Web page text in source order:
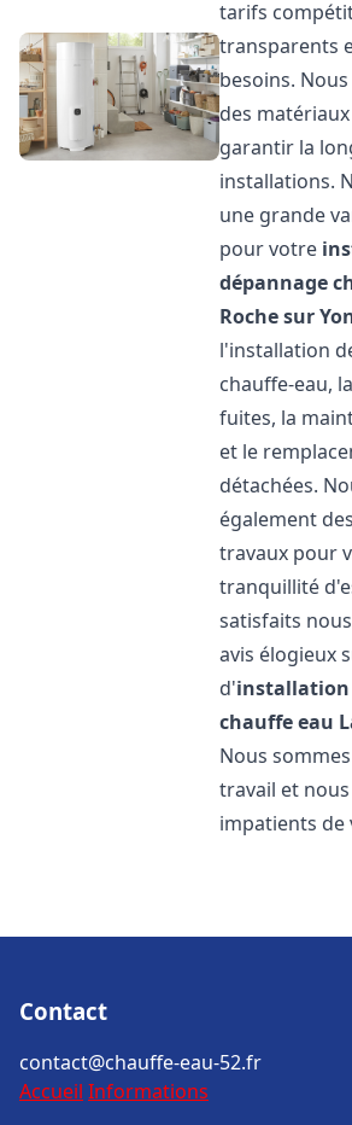
tarifs
transparents
besoins.
des
garantir la
installations.
une grande
pour votre
dépannage
Roche sur
l'installation
chauffe-eau,
fuites, la
et le
détachées.
également
travaux pour
tranquillité
satisfaits
avis élogieux
d'installation
chauffe eau
Nous
travail et
impatients de
Contact
contact@chauffe-eau-52.fr
Accueil Informations